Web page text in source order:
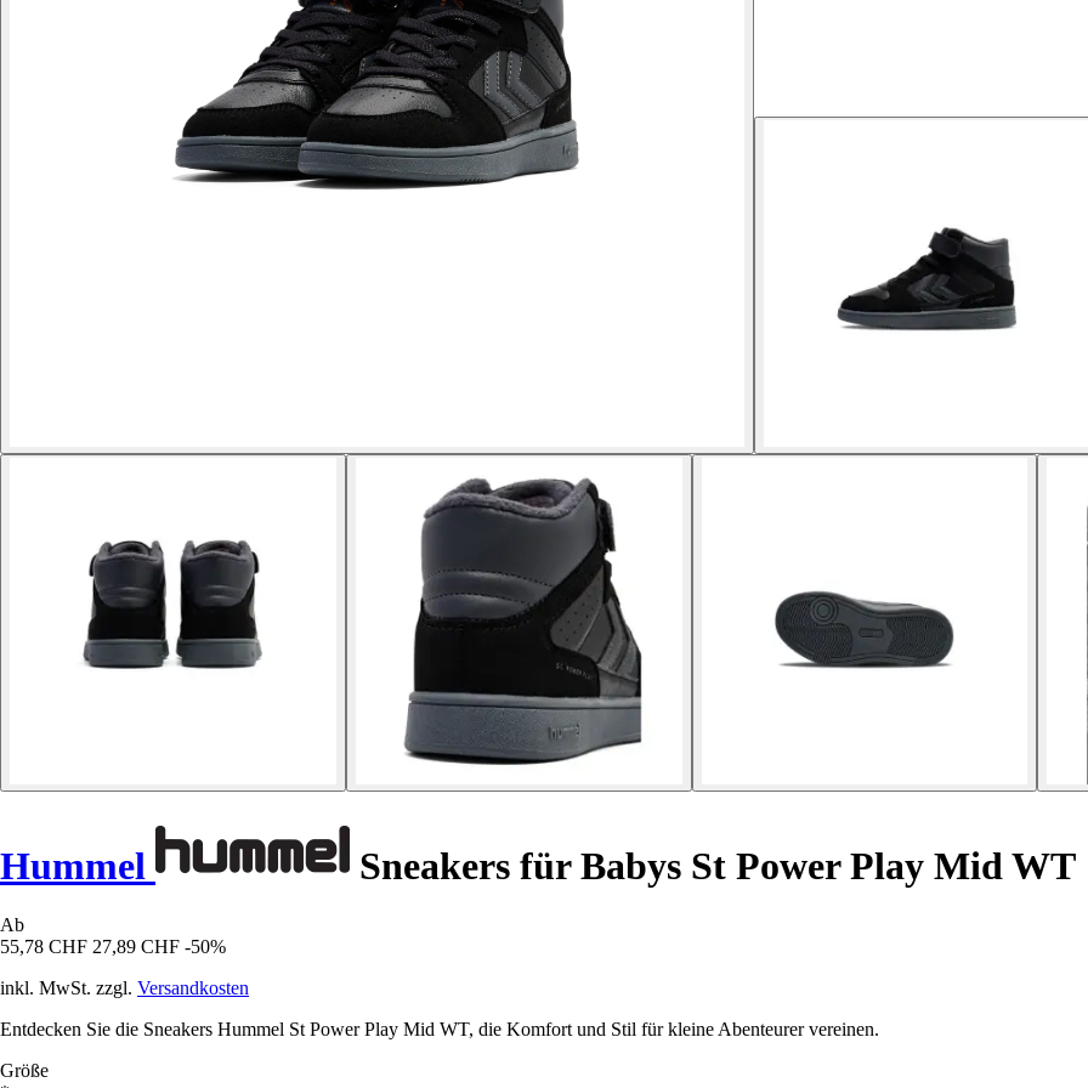
Hummel Sneakers für Babys St Power Play Mid WT
Ab
55,78 CHF 27,89 CHF -50%
inkl. MwSt. zzgl. Versandkosten
Entdecken Sie die Sneakers Hummel St Power Play Mid WT, die Komfort und Stil für kleine Abenteurer vereinen.
Größe